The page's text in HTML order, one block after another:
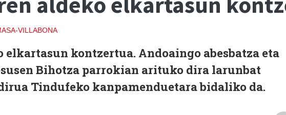
VILLABONA
elkartasun kontzertua. Andoaingo abesbatza eta
Bihotza parrokian arituko dira larunbat
Tindufeko kanpamenduetara bidaliko da.